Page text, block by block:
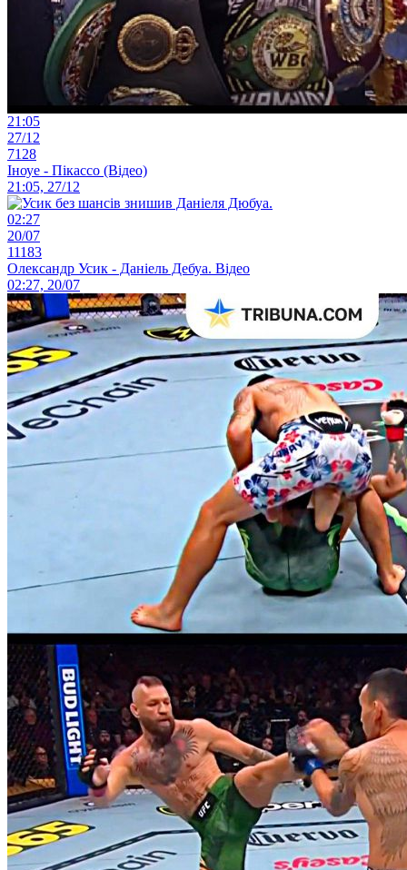
21:05
27/12
7128
Іноуе - Пікассо (Відео)
21:05, 27/12
02:27
20/07
11183
Олександр Усик - Даніель Дебуа. Відео
02:27, 20/07